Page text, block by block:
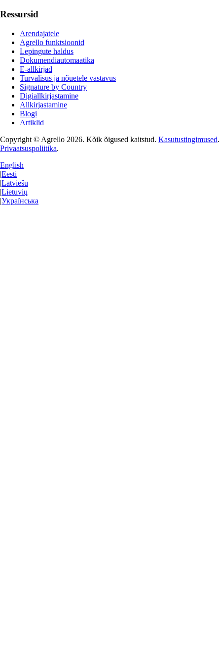
Ressursid
Arendajatele
Agrello funktsioonid
Lepingute haldus
Dokumendiautomaatika
E-allkirjad
Turvalisus ja nõuetele vastavus
Signature by Country
Digiallkirjastamine
Allkirjastamine
Blogi
Artiklid
Copyright © Agrello 2026. Kõik õigused kaitstud. Kasutustingimused.
Privaatsuspoliitika.
English
|Eesti
|Latviešu
|Lietuvių
|Українська